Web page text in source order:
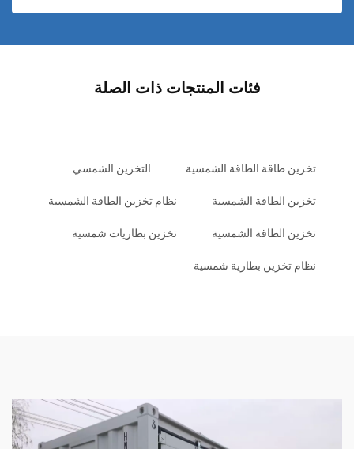
فئات المنتجات ذات الصلة
تخزين طاقة الطاقة الشمسية التخزين الشمسي
تخزين الطاقة الشمسية نظام تخزين الطاقة الشمسية
تخزين الطاقة الشمسية تخزين بطاريات شمسية
نظام تخزين بطارية شمسية